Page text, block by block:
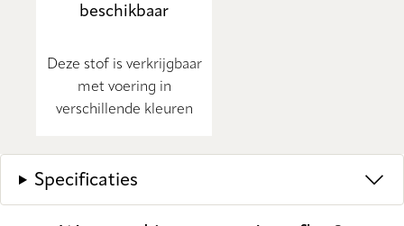
beschikbaar
Deze stof is verkrijgbaar
met voering in
verschillende kleuren
Specificaties